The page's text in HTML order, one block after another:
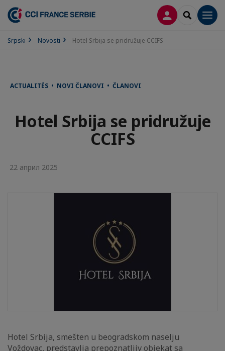
PRIJAVASEARCH
Srpski Novosti Hotel Srbija se pridružuje CCIFS
ACTUALITÉS • NOVI ČLANOVI • ČLANOVI
Hotel Srbija se pridružuje
CCIFS
22 април 2025
Hotel Srbija, smešten u beogradskom naselju
Voždovac, predstavlja prepoznatljiv objekat sa